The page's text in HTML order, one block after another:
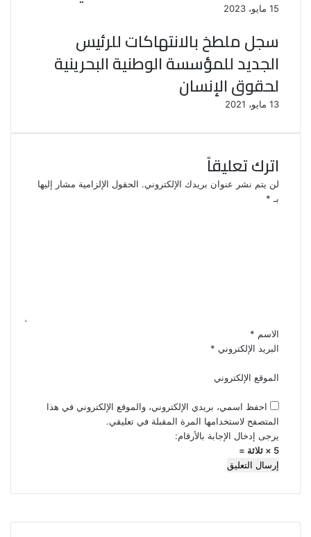
15 مايو، 2023
سجل ملطخ بالانتهاكات للرئيس
الجديد للمؤسسة الوطنية البحرينية
لحقوق الإنسان
13 مايو، 2021
اترك تعليقاً
لن يتم نشر عنوان بريدك الإلكتروني. الحقول الإلزامية مشار إليها
بـ *
الاسم *
البريد الإلكتروني *
الموقع الإلكتروني
احفظ اسمي، بريدي الإلكتروني، والموقع الإلكتروني في هذا
المتصفح لاستخدامها المرة المقبلة في تعليقي.
يرجى إدخال الإجابة بالأرقام:
5 × ثلاثة =